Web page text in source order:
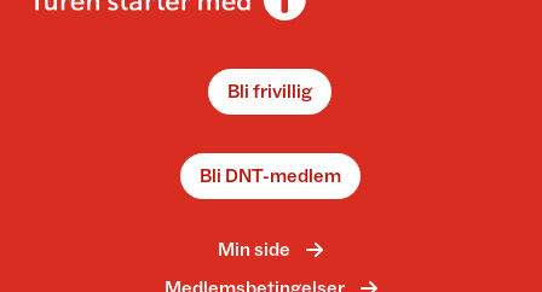
Bli frivillig
Bli DNT-medlem
Min side